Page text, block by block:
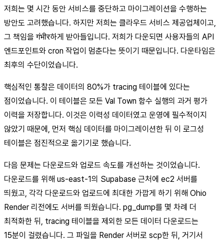
저희는 몇 시간 동안 서비스를 중단하고 마이그레이션을 수행하는
방안도 고려했습니다. 하지만 저희는 클라우드 서비스 제공업체이고,
그 책임을 गंभीर하게 받아들입니다. 저희가 다운되면 사용자들의 API
엔드포인트와 cron 작업이 멈춘다는 뜻이기 때문입니다. 다운타임은
최후의 수단이었습니다.
핵심적인 통찰은 데이터의 80%가 tracing 테이블에 있다는
점이었습니다. 이 테이블은 모든 Val Town 함수 실행의 과거 평가
이력을 저장합니다. 이것은 이력성 데이터였고 운영에 필수적이지
않았기 때문에, 먼저 핵심 데이터를 마이그레이션한 뒤 이 로그성
테이블은 점진적으로 옮기기로 했습니다.
다음 문제는 다운로드와 업로드 속도를 개선하는 것이었습니다.
다운로드를 위해 us-east-1의 Supabase 근처에 ec2 서버를
띄웠고, 각각 다운로드와 업로드에 최대한 가깝게 하기 위해 Ohio
Render 리전에도 서버를 띄웠습니다. pg_dump를 몇 차례 더
최적화한 뒤, tracing 테이블을 제외한 모든 데이터 다운로드는
15분이 걸렸습니다. 그 파일을 Render 서버로 scp한 뒤, 거기서